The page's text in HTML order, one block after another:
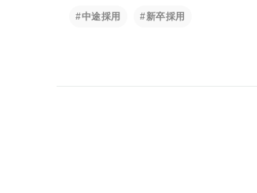
#中途採用 #新卒採用